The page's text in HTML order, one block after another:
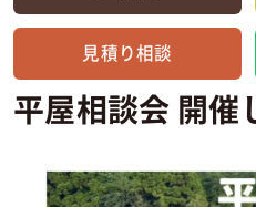
見積り相談
平屋相談会 開催